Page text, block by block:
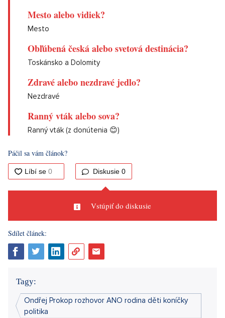
Mesto alebo vidiek?
Mesto
Obľúbená česká alebo svetová destinácia?
Toskánsko a Dolomity
Zdravé alebo nezdravé jedlo?
Nezdravé
Ranný vták alebo sova?
Ranný vták (z donútenia 😊)
Páčil sa vám článok?
Diskusie 0
Vstúpiť do diskusie
Sdílet článek:
Tagy:
Ondřej Prokop rozhovor ANO rodina děti koníčky
politika